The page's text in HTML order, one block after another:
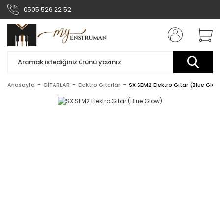
0505 526 22 52
Anasayfa GİTARLAR Elektro Gitarlar SX SEM2 Elektro Gitar (Blue